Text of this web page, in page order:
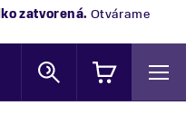
zatvorená. Otvárame